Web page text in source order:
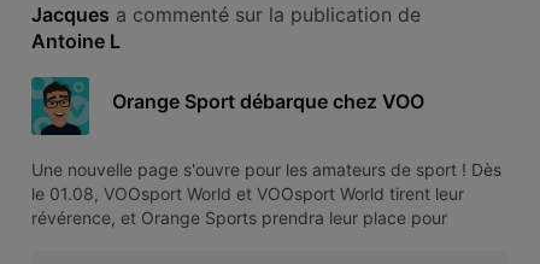
Jacques a commenté sur la publication de
Antoine L
Orange Sport débarque chez VOO
Une nouvelle page s'ouvre pour les amateurs de sport ! Dès
le 01.08, VOOsport World et VOOsport World tirent leur
révérence, et Orange Sports prendra leur place pour